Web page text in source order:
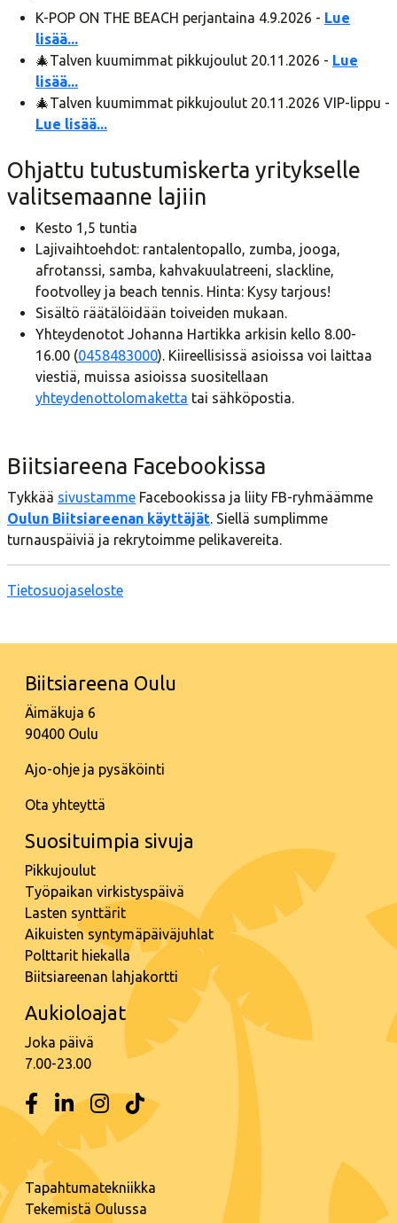
K-POP ON THE BEACH perjantaina 4.9.2026 - Lue
lisää...
🎄Talven kuumimmat pikkujoulut 20.11.2026 - Lue
lisää...
🎄Talven kuumimmat pikkujoulut 20.11.2026 VIP-lippu -
Lue lisää...
Ohjattu tutustumiskerta yritykselle
valitsemaanne lajiin
Kesto 1,5 tuntia
Lajivaihtoehdot: rantalentopallo, zumba, jooga,
afrotanssi, samba, kahvakuulatreeni, slackline,
footvolley ja beach tennis. Hinta: Kysy tarjous!
Sisältö räätälöidään toiveiden mukaan.
Yhteydenotot Johanna Hartikka arkisin kello 8.00-
16.00 (0458483000). Kiireellisissä asioissa voi laittaa
viestiä, muissa asioissa suositellaan
yhteydenottolomaketta tai sähköpostia.
Biitsiareena Facebookissa
Tykkää sivustamme Facebookissa ja liity FB-ryhmäämme
Oulun Biitsiareenan käyttäjät. Siellä sumplimme
turnauspäiviä ja rekrytoimme pelikavereita.
Tietosuojaseloste
Biitsiareena Oulu
Äimäkuja 6
90400 Oulu
Ajo-ohje ja pysäköinti
Ota yhteyttä
Suosituimpia sivuja
Pikkujoulut
Työpaikan virkistyspäivä
Lasten synttärit
Aikuisten syntymäpäiväjuhlat
Polttarit hiekalla
Biitsiareenan lahjakortti
Aukioloajat
Joka päivä
7.00-23.00
Tapahtumatekniikka
Tekemistä Oulussa